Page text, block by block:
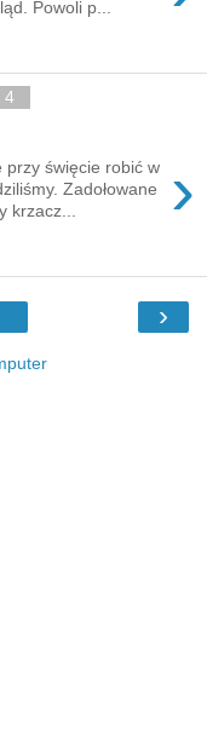
Powoli p...
›
przy święcie robić w
Zadołowane
krzacz...
›